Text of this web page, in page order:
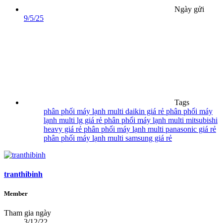
Ngày gửi
9/5/25
Tags
phân phối máy lạnh multi daikin giá rẻ phân phối máy
lạnh multi lg giá rẻ phân phối máy lạnh multi mitsubishi
heavy giá rẻ phân phối máy lạnh multi panasonic giá rẻ
phân phối máy lạnh multi samsung giá rẻ
tranthibinh
Member
Tham gia ngày